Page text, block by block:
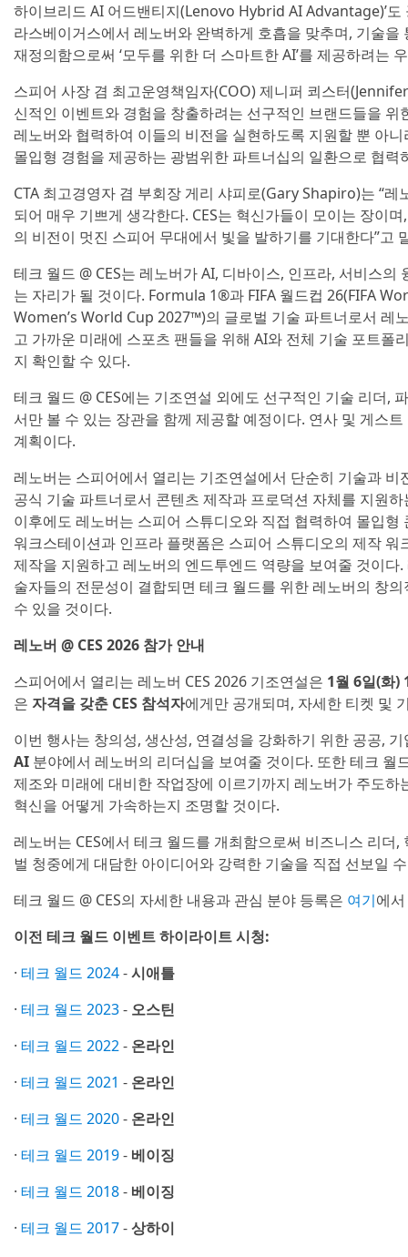
하이브리드 AI 어드밴티지(Lenovo Hybrid AI Advantage)’도
라스베이거스에서 레노버와 완벽하게 호흡을 맞추며, 기술
재정의함으로써 ‘모두를 위한 더 스마트한 AI’를 제공하려는
스피어 사장 겸 최고운영책임자(COO) 제니퍼 쾨스터
신적인 이벤트와 경험을 창출하려는 선구적인 브랜드들을 위
레노버와 협력하여 이들의 비전을 실현하도록 지원할 뿐 아
몰입형 경험을 제공하는 광범위한 파트너십의 일환으로 협력
CTA 최고경영자 겸 부회장 게리 샤피로(Gary Shapiro)는 “
되어 매우 기쁘게 생각한다. CES는 혁신가들이 모이는 장이
의 비전이 멋진 스피어 무대에서 빛을 발하기를 기대한다”고
테크 월드 @ CES는 레노버가 AI, 디바이스, 인프라, 서비스
는 자리가 될 것이다. Formula 1®과 FIFA 월드컵 26(FIFA
Women’s World Cup 2027™)의 글로벌 기술 파트너로서 레
고 가까운 미래에 스포츠 팬들을 위해 AI와 전체 기술 포트폴
지 확인할 수 있다.
테크 월드 @ CES에는 기조연설 외에도 선구적인 기술 리더,
서만 볼 수 있는 장관을 함께 제공할 예정이다. 연사 및 게스
계획이다.
레노버는 스피어에서 열리는 기조연설에서 단순히 기술과
공식 기술 파트너로서 콘텐츠 제작과 프로덕션 자체를 지원
이후에도 레노버는 스피어 스튜디오와 직접 협력하여 몰입
워크스테이션과 인프라 플랫폼은 스피어 스튜디오의 제작
제작을 지원하고 레노버의 엔드투엔드 역량을 보여줄 것이
술자들의 전문성이 결합되면 테크 월드를 위한 레노버의 창
수 있을 것이다.
레노버 @ CES 2026 참가 안내
스피어에서 열리는 레노버 CES 2026 기조연설은 1월 6일(화)
은 자격을 갖춘 CES 참석자에게만 공개되며, 자세한 티켓 및
이번 행사는 창의성, 생산성, 연결성을 강화하기 위한 공공,
AI 분야에서 레노버의 리더십을 보여줄 것이다. 또한 테크
제조와 미래에 대비한 작업장에 이르기까지 레노버가 주도
혁신을 어떻게 가속하는지 조명할 것이다.
레노버는 CES에서 테크 월드를 개최함으로써 비즈니스 리
벌 청중에게 대담한 아이디어와 강력한 기술을 직접 선보일
테크 월드 @ CES의 자세한 내용과 관심 분야 등록은 여기에
이전 테크 월드 이벤트 하이라이트 시청:
· 테크 월드 2024-시애틀
· 테크 월드 2023- 오스틴
· 테크 월드 2022- 온라인
· 테크 월드 2021 - 온라인
· 테크 월드 2020- 온라인
· 테크 월드 2019- 베이징
· 테크 월드 2018- 베이징
· 테크 월드 2017-상하이